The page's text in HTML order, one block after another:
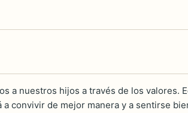
a nuestros hijos a través de los valores.
convivir de mejor manera y a sentirse